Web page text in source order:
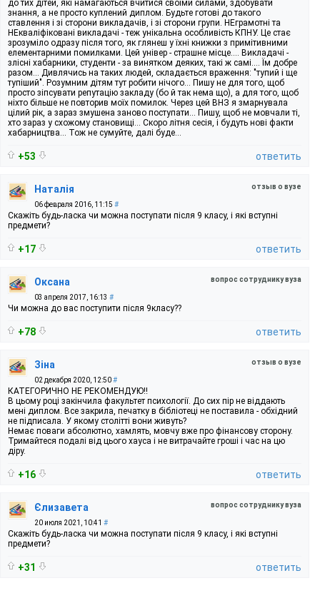
до тих дітей, які намагаються вчитися своїми силами, здобувати
знання, а не просто куплений диплом. Будьте готові до такого
ставлення і зі сторони викладачів, і зі сторони групи. НЕграмотні та
НЕкваліфіковані викладачі - теж унікальна особливість КПНУ. Це стає
зрозуміло одразу після того, як глянеш у їхні книжки з примітивними
елементарними помилками. Цей універ - страшне місце.... Викладачі -
злісні хабарники, студенти - за винятком деяких, такі ж самі.... Їм добре
разом... Дивлячись на таких людей, складається враження: "тупий і ще
тупіший". Розумним дітям тут робити нічого... Пишу не для того, щоб
просто зіпсувати репутацію закладу (бо й так нема що), а для того, щоб
ніхто більше не повторив моїх помилок. Через цей ВНЗ я змарнувала
цілий рік, а зараз змушена заново поступати... Пишу, щоб не мовчали ті,
хто зараз у схожому становищі... Скоро літня сесія, і будуть нові факти
хабарництва... Тож не сумуйте, далі буде...
+53 ответить
отзыв о вузе
Наталія
06 февраля 2016, 11:15 #
Скажіть будь-ласка чи можна поступати після 9 класу, і які вступні
предмети?
+17 ответить
вопрос сотруднику вуза
Оксана
03 апреля 2017, 16:13 #
Чи можна до вас поступити після 9класу??
+78 ответить
отзыв о вузе
Зіна
02 декабря 2020, 12:50#
КАТЕГОРИЧНО НЕ РЕКОМЕНДУЮ!!
В цьому році закінчила факультет психології. До сих пір не віддають
мені диплом. Все закрила, печатку в бібліотеці не поставила - обхідний
не підписала. У якому столітті вони живуть?
Немає поваги абсолютно, хамлять, мовчу вже про фінансову сторону.
Тримайтеся подалі від цього хауса і не витрачайте гроші і час на цю
діру.
+16 ответить
вопрос сотруднику вуза
Єлизавета
20 июля 2021, 10:41 #
Скажіть будь-ласка чи можна поступати після 9 класу, і які вступні
предмети?
+31 ответить